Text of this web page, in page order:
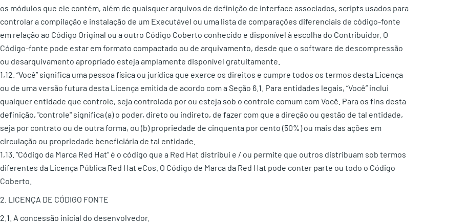
os módulos que ele contém, além de quaisquer arquivos de definição de interface associados, scripts usados para
controlar a compilação e instalação de um Executável ou uma lista de comparações diferenciais de código-fonte
em relação ao Código Original ou a outro Código Coberto conhecido e disponível à escolha do Contribuidor. O
Código-fonte pode estar em formato compactado ou de arquivamento, desde que o software de descompressão
ou desarquivamento apropriado esteja amplamente disponível gratuitamente.
1,12. “Você” significa uma pessoa física ou jurídica que exerce os direitos e cumpre todos os termos desta Licença
ou de uma versão futura desta Licença emitida de acordo com a Seção 6.1. Para entidades legais, “Você” inclui
qualquer entidade que controle, seja controlada por ou esteja sob o controle comum com Você. Para os fins desta
definição, "controle" significa (a) o poder, direto ou indireto, de fazer com que a direção ou gestão de tal entidade,
seja por contrato ou de outra forma, ou (b) propriedade de cinquenta por cento (50%) ou mais das ações em
circulação ou propriedade beneficiária de tal entidade.
1,13. “Código da Marca Red Hat” é o código que a Red Hat distribui e / ou permite que outros distribuam sob termos
diferentes da Licença Pública Red Hat eCos. O Código de Marca da Red Hat pode conter parte ou todo o Código
Coberto.
2. LICENÇA DE CÓDIGO FONTE
2.1. A concessão inicial do desenvolvedor.